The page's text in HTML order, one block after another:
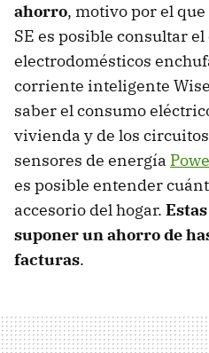
ahorro, motivo por el
SE es posible consultar
electrodomésticos
corriente inteligente
saber el consumo
vivienda y de los
sensores de energía
es posible entender
accesorio del hogar.
suponer un ahorro de
facturas.